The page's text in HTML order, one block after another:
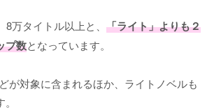
万タイトル以上と、 「ライト」よりも２
プ数となっています。
が対象に含まれるほか、ライトノベルも